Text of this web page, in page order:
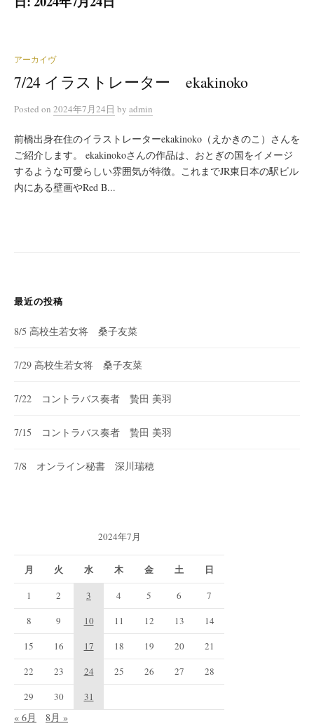
アーカイヴ
7/24 イラストレーター ekakinoko
Posted on 2024年7月24日 by admin
前橋出身在住のイラストレーターekakinoko（えかきのこ）さんを
ご紹介します。 ekakinokoさんの作品は、おとぎの国をイメージ
するような可愛らしい雰囲気が特徴。これまでJR東日本の駅ビル
内にある壁画やRed B...
最近の投稿
8/5 高校生若女将 桑子友菜
7/29 高校生若女将 桑子友菜
7/22 コントラバス奏者 贄田 美羽
7/15 コントラバス奏者 贄田 美羽
7/8 オンライン秘書 深川瑞穂
2024年7月
月 火 水 木 金 土 日
1 2 3 4 5 6
7
8
9 10 11 12 13
14
15
16 17 18 19 20
21
22
23 24 25 26 27
28
29
30 31
« 6月 8月 »